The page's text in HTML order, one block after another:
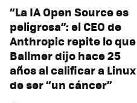
“La IA Open Source es
peligrosa”: el CEO de
Anthropic repite lo que
Ballmer dijo hace 25
años al calificar a Linux
de ser “un cáncer”